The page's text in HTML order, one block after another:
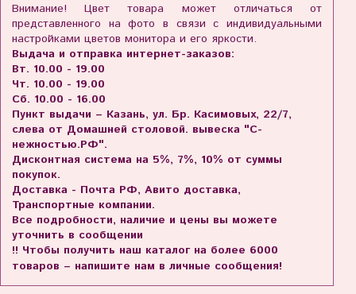
Внимание! Цвет товара может отличаться от
представленного на фото в связи с индивидуальными
настройками цветов монитора и его яркости.
Выдача и отправка интернет-заказов:
Вт. 10.00 - 19.00
Чт. 10.00 - 19.00
Сб. 10.00 - 16.00
Пункт выдачи – Казань, ул. Бр. Касимовых, 22/7,
слева от Домашней столовой. вывеска "С-
нежностью.РФ".
Дисконтная система на 5%, 7%, 10% от суммы
покупок.
Доставка - Почта РФ, Авито доставка,
Транспортные компании.
Все подробности, наличие и цены вы можете
уточнить в сообщении
!! Чтобы получить наш каталог на более 6000
товаров – напишите нам в личные сообщения!